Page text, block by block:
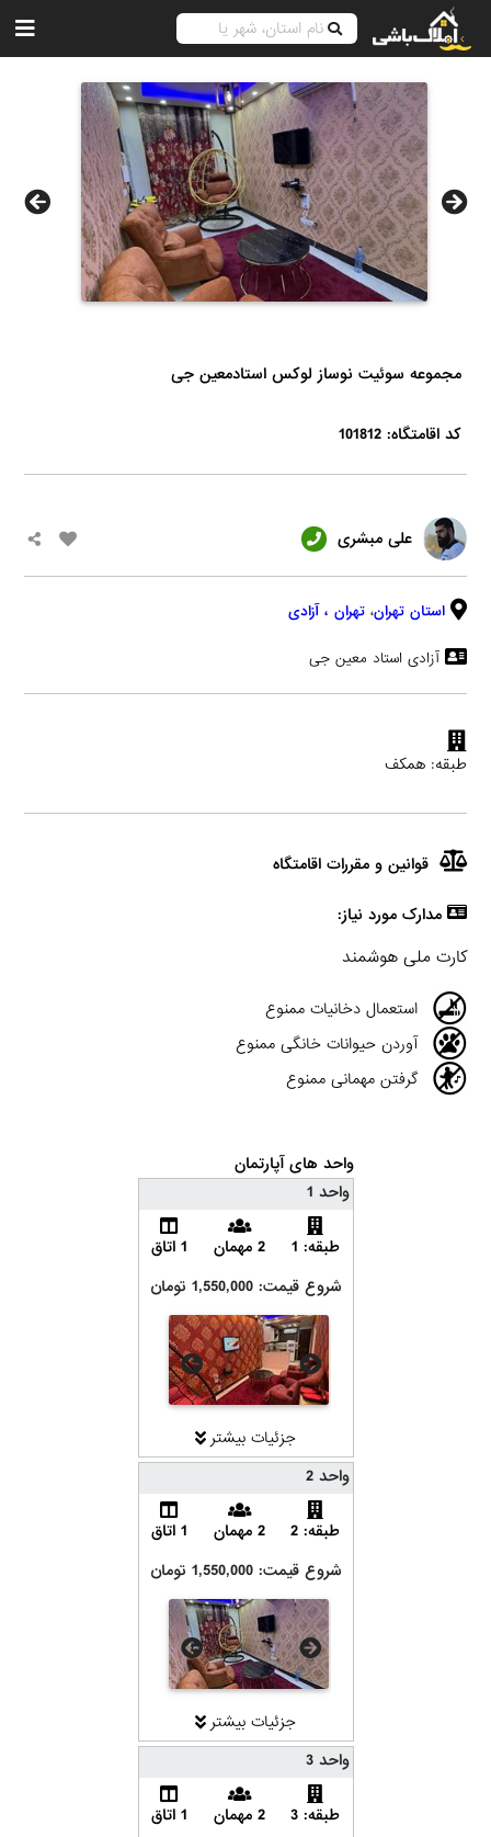
مجموعه سوئیت نوساز لوکس استادمعین جی
کد اقامتگاه: 101812
علی مبشری
استان تهران، تهران ، آزادی
آزادی استاد معین جی
طبقه: همکف
قوانین و مقررات اقامتگاه
مدارک مورد نیاز:
کارت ملی هوشمند
استعمال دخانیات ممنوع
آوردن حیوانات خانگی ممنوع
گرفتن مهمانی ممنوع
واحد های آپارتمان
واحد 1
طبقه: 1 2 مهمان
1 اتاق
شروع قیمت: 1,550,000 تومان
جزئیات بیشتر
واحد 2
طبقه: 2 2 مهمان
1 اتاق
شروع قیمت: 1,550,000 تومان
جزئیات بیشتر
واحد 3
طبقه: 3 2 مهمان
1 اتاق